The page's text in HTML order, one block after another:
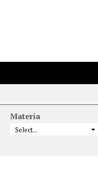
Materia